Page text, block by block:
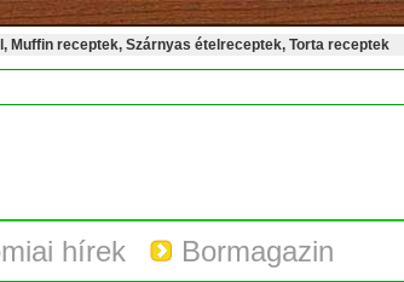
Muffin receptek, Szárnyas ételreceptek, Torta receptek
hírek Bormagazin